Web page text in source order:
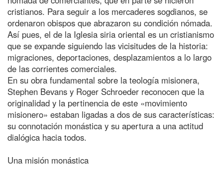
cristianos. Para seguir a los mercaderes sogdianos, se
ordenaron obispos que abrazaron su condición nómada.
Así pues, el de la Iglesia siria oriental es un cristianismo
que se expande siguiendo las vicisitudes de la historia:
migraciones, deportaciones, desplazamientos a lo largo
de las corrientes comerciales.
En su obra fundamental sobre la teología misionera,
Stephen Bevans y Roger Schroeder reconocen que la
originalidad y la pertinencia de este «movimiento
misionero» estaban ligadas a dos de sus características:
su connotación monástica y su apertura a una actitud
dialógica hacia todos.
Una misión monástica